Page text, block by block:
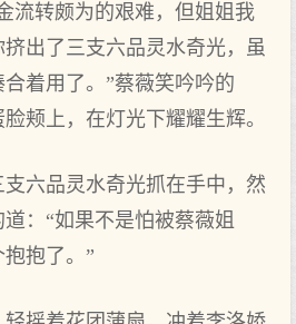
流转颇为的艰难，但姐姐我
出了三支六品灵水奇光，虽
着用了。”蔡薇笑吟吟的
颊上，在灯光下耀耀生辉。
六品灵水奇光抓在手中，然
：“如果不是怕被蔡薇姐
抱了。”